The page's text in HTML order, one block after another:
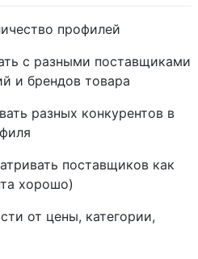
профилей
с разными поставщиками
и брендов товара
разных конкурентов в
поставщиков как
хорошо)
от цены, категории,